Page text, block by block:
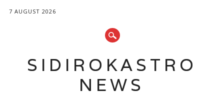
7 AUGUST 2026
SIDIROKASTRO
NEWS